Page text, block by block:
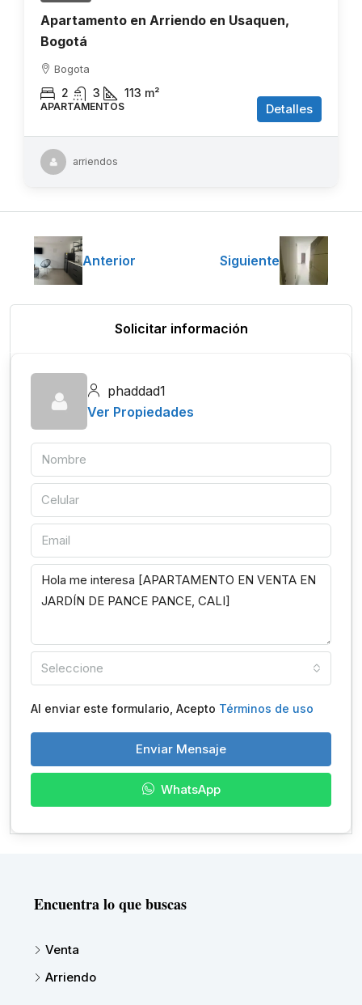
Apartamento en Arriendo en Usaquen,
Bogotá
Bogota
2 3 113 m²
APARTAMENTOS Detalles
arriendos
Anterior Siguiente
Solicitar información
phaddad1
Ver Propiedades
Seleccione
Al enviar este formulario, Acepto Términos de uso
Enviar Mensaje
WhatsApp
Encuentra lo que buscas
Venta
Arriendo